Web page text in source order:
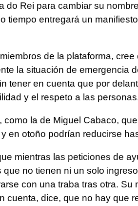
do Rei para cambiar su
tiempo entregará un
de la plataforma, cree
la situación de emergencia
tener en cuenta que por
y el respeto a las
como la de Miguel Cabaco,
en otoño podrían reducirse
mientras las peticiones de
que no tienen ni un solo
con una traba tras otra. Su
cuenta, dice, que no hay que